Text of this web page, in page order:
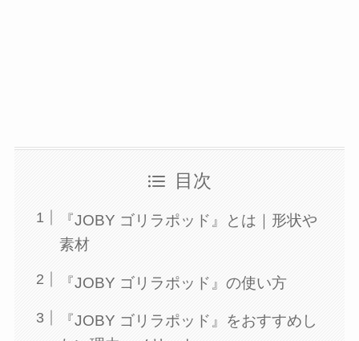
目次
『JOBY ゴリラポッド』とは｜形状や
素材
『JOBY ゴリラポッド』の使い方
『JOBY ゴリラポッド』をおすすめし